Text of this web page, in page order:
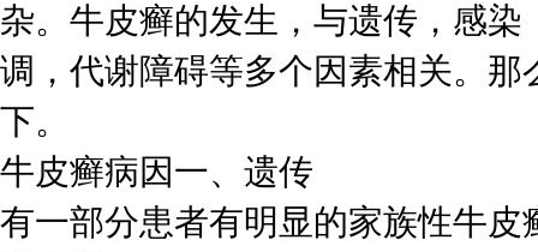
杂。牛皮癣的发生，与遗传，感
调，代谢障碍等多个因素相关。
下。
牛皮癣病因一、遗传
有一部分患者有明显的家族性牛